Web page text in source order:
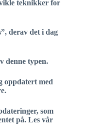
teknikker for
derav det i dag
denne typen.
oppdatert med
som
på. Les vår